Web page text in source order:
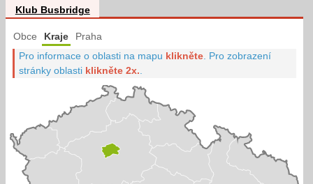
Klub Busbridge
Obce Kraje Praha
Pro informace o oblasti na mapu klikněte Pro zobrazení
stránky oblasti klikněte 2x.